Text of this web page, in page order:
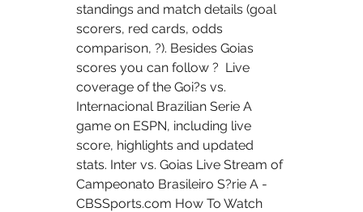
standings and match details (goal
scorers, red cards, odds
comparison, ?). Besides Goias
scores you can follow ?  Live
coverage of the Goi?s vs.
Internacional Brazilian Serie A
game on ESPN, including live
score, highlights and updated
stats. Inter vs. Goias Live Stream of
Campeonato Brasileiro S?rie A -
CBSSports.com How To Watch